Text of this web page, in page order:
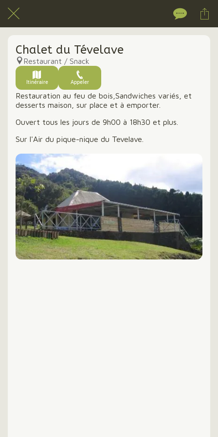
Chalet du Tévelave
Restaurant / Snack
Itinéraire Appeler
Restauration au feu de bois,Sandwiches variés, et
desserts maison, sur place et à emporter.
Ouvert tous les jours de 9h00 à 18h30 et plus.
Sur l'Air du pique-nique du Tevelave.